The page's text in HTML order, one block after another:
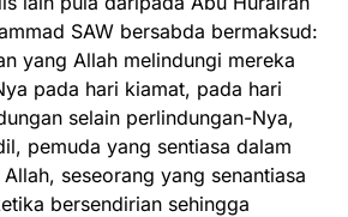
SAW bersabda bermaksud:
yang Allah melindungi mereka
pada hari kiamat, pada hari
selain perlindungan-Nya,
pemuda yang sentiasa dalam
seseorang yang senantiasa
bersendirian sehingga